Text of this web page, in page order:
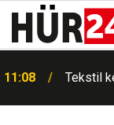
11:08 Tekstil